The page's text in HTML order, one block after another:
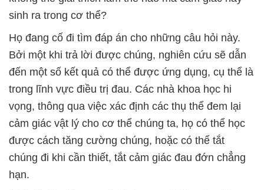
sinh ra trong cơ thể?
Họ đang cố đi tìm đáp án cho những câu hỏi này.
Bởi một khi trả lời được chúng, nghiên cứu sẽ dẫn
đến một số kết quả có thể được ứng dụng, cụ thể là
trong lĩnh vực điều trị đau. Các nhà khoa học hi
vọng, thông qua việc xác định các thụ thể đem lại
cảm giác vật lý cho cơ thể chúng ta, họ có thể học
được cách tăng cường chúng, hoặc có thể tắt
chúng đi khi cần thiết, tắt cảm giác đau đớn chẳng
hạn.